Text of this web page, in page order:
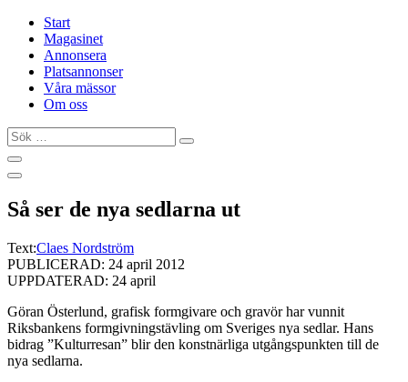
Start
Magasinet
Annonsera
Platsannonser
Våra mässor
Om oss
Sök
…
Så ser de nya sedlarna ut
Text:Claes Nordström
PUBLICERAD: 24 april 2012
UPPDATERAD: 24 april
Göran Österlund, grafisk formgivare och gravör har vunnit
Riksbankens formgivningstävling om Sveriges nya sedlar. Hans
bidrag ”Kulturresan” blir den konstnärliga utgångspunkten till de
nya sedlarna.